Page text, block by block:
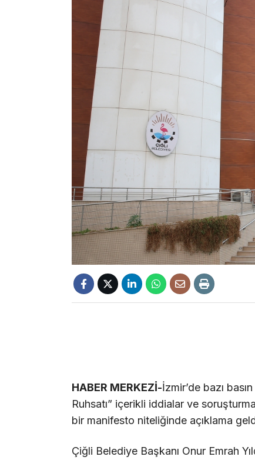
HABER MERKEZİ-İzmir’de bazı
Ruhsatı” içerikli iddialar ve
bir manifesto niteliğinde açıklama
Çiğli Belediye Başkanı Onur Emrah